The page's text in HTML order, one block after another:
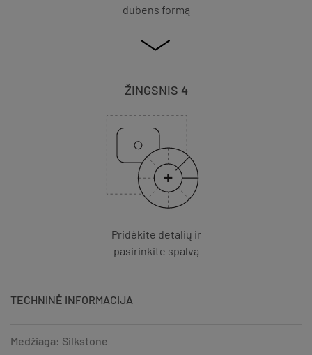
dubens formą
ŽINGSNIS 4
Pridėkite detalių ir
pasirinkite spalvą
TECHNINĖ INFORMACIJA
Medžiaga: Silkstone